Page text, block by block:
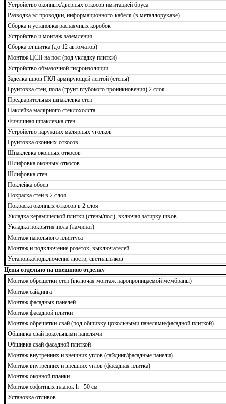
Устройство оконных/дверных откосов имитацией бруса
Разводка эл.проводки, информационного кабеля (в металлорукаве)
Сборка и установка распаячных коробок
Устройство и монтаж заземления
Сборка эл.щитка (до 12 автоматов)
Монтаж ЦСП на пол (под укладку плитки)
Устройство обмазочной гидроизоляции
Заделка швов ГКЛ армирующей лентой (стены)
Грунтовка стен, пола (грунт глубокого проникновения) 2 слоя
Предварительная шпаклевка стен
Наклейка малярного стеклохолста
Финишная шпаклевка стен
Устройство наружних малярных уголков
Грунтовка оконных откосов
Шпаклевка оконных откосов
Шлифовка оконных откосов
Шлифовка стен
Поклейка обоев
Покраска стен в 2 слоя
Покраска оконных откосов в 2 слоя
Укладка керамической плитки (стены/пол), включая затирку швов
Укладка покрытия пола (ламинат)
Монтаж напольного плинтуса
Монтаж и подключение розеток, выключателей
Установка/подключение люстр, светильников
Цены отдельно на внешнюю отделку
Монтаж обрешетки стен (включая монтаж паропроницаемой мембраны)
Монтаж сайдинга
Монтаж фасадных панелей
Монтаж фасадной плитки
Монтаж обрешетки свай (под обшивку цокольными панелями/фасадной плиткой)
Обшивка свай цокольными панелями
Обшивка свай фасадной плиткой
Монтаж внутренних и внешних углов (сайдинг/фасадные панели)
Монтаж внутренних и внешних углов (фасадная плитка)
Монтаж оконной планки
Монтаж софитных планок h= 50 см
Установка отливов